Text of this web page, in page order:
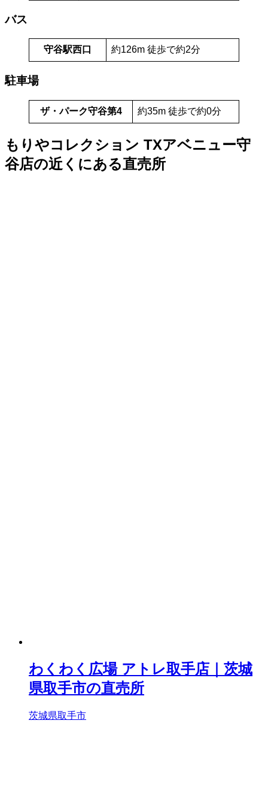
バス
守谷駅西口 約126m 徒歩で約2分
駐車場
ザ・パーク守谷第4 約35m 徒歩で約0分
もりやコレクション TXアベニュー守
谷店の近くにある直売所
わくわく広場 アトレ取手店｜茨城
県取手市の直売所
茨城県取手市